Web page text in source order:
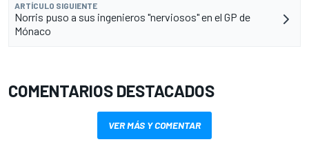
ARTÍCULO SIGUIENTE
Norris puso a sus ingenieros "nerviosos" en el GP de
Mónaco
COMENTARIOS DESTACADOS
VER MÁS Y COMENTAR